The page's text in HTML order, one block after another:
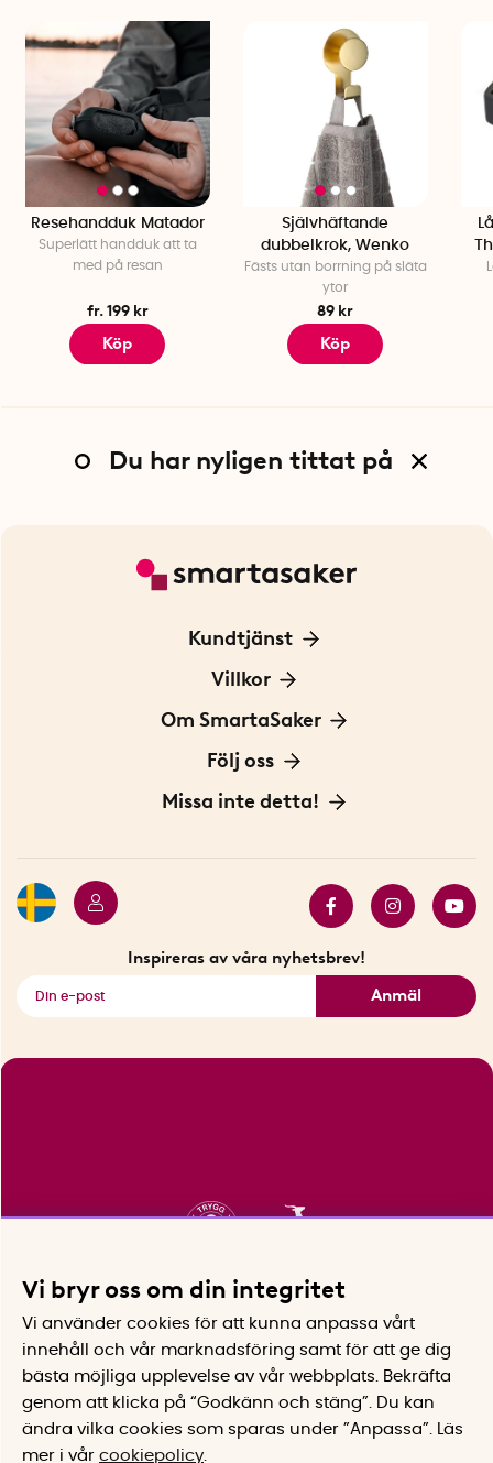
Resehandduk Matador
Superlätt handduk att ta
med på resan
fr. 199 kr
Köp
Självhäftande
dubbelkrok, Wenko
Fästs utan borrning på släta
ytor
89 kr
Köp
Du har nyligen tittat på
Kundtjänst
Kontakta oss
För Företag
Villkor
Frakt och leverans
Personuppgiftspolicy
Om SmartaSaker
Om oss
Vår historia
Följ oss
Blogg: Smarta tips
Missa inte detta!
Inspireras av våra nyhetsbrev!
Anmäl
Vi bryr oss om din integritet
Vi använder cookies för att kunna anpassa vårt
innehåll och vår marknadsföring samt för att ge dig
bästa möjliga upplevelse av vår webbplats.
Bekräfta
genom att klicka på “Godkänn och stäng”. Du kan
ändra vilka cookies som sparas under ”Anpassa”.
Läs
mer i vår cookiepolicy